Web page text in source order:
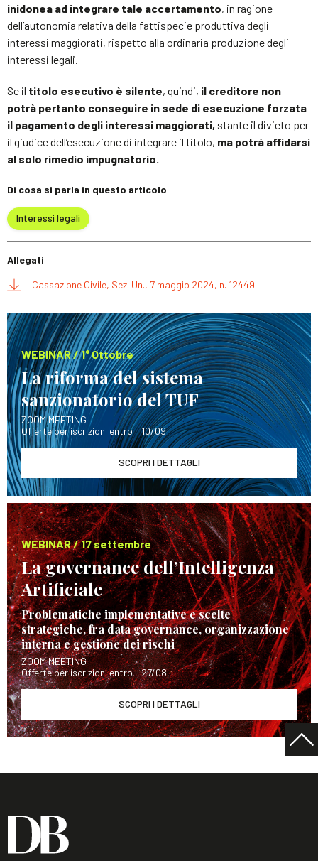
inidonea ad integrare tale accertamento, in ragione
dell’autonomia relativa della fattispecie produttiva degli
interessi maggiorati, rispetto alla ordinaria produzione degli
interessi legali.
Se il titolo esecutivo è silente, quindi, il creditore non
potrà pertanto conseguire in sede di esecuzione forzata
il pagamento degli interessi maggiorati, stante il divieto per
il giudice dell’esecuzione di integrare il titolo, ma potrà affidarsi
al solo rimedio impugnatorio.
Di cosa si parla in questo articolo
Interessi legali
Allegati
Cassazione Civile, Sez. Un., 7 maggio 2024, n. 12449
WEBINAR / 1° Ottobre
La riforma del sistema
sanzionatorio del TUF
ZOOM MEETING
Offerte per iscrizioni entro il 10/09
SCOPRI I DETTAGLI
WEBINAR / 17 settembre
La governance dell’Intelligenza
Artificiale
Problematiche implementative e scelte
strategiche, fra data governance, organizzazione
interna e gestione dei rischi
ZOOM MEETING
Offerte per iscrizioni entro il 27/08
SCOPRI I DETTAGLI